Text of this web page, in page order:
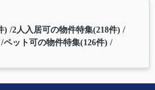
) 2人入居可の物件特集(218件)
ペット可の物件特集(126件)